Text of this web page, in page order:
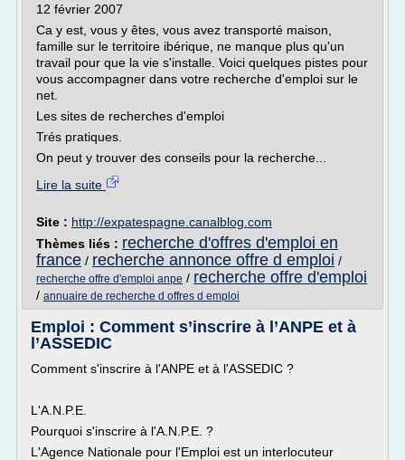
12 février 2007
Ca y est, vous y êtes, vous avez transporté maison,
famille sur le territoire ibérique, ne manque plus qu'un
travail pour que la vie s'installe. Voici quelques pistes pour
vous accompagner dans votre recherche d'emploi sur le
net.
Les sites de recherches d'emploi
Trés pratiques.
On peut y trouver des conseils pour la recherche...
Lire la suite
Site : http://expatespagne.canalblog.com
Thèmes liés : recherche d'offres d'emploi en
france / recherche annonce offre d emploi /
recherche offre d'emploi anpe / recherche offre d'emploi
/ annuaire de recherche d offres d emploi
Emploi : Comment s’inscrire à l’ANPE et à
l’ASSEDIC
Comment s'inscrire à l'ANPE et à l'ASSEDIC ?
L'A.N.P.E.
Pourquoi s'inscrire à l'A.N.P.E. ?
L'Agence Nationale pour l'Emploi est un interlocuteur